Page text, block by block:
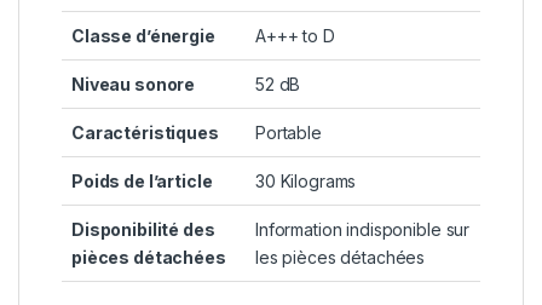
Classe d’énergie ‎A+++ to D
Niveau sonore ‎52 dB
Caractéristiques ‎Portable
Poids de l’article ‎30 Kilograms
Disponibilité des
pièces détachées
‎Information indisponible sur
les pièces détachées